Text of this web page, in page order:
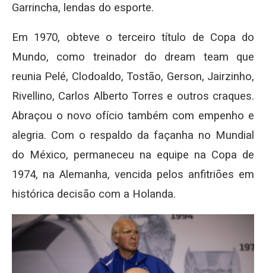
Garrincha, lendas do esporte.
Em 1970, obteve o terceiro título de Copa do
Mundo, como treinador do dream team que
reunia Pelé, Clodoaldo, Tostão, Gerson, Jairzinho,
Rivellino, Carlos Alberto Torres e outros craques.
Abraçou o novo ofício também com empenho e
alegria. Com o respaldo da façanha no Mundial
do México, permaneceu na equipe na Copa de
1974, na Alemanha, vencida pelos anfitriões em
histórica decisão com a Holanda.